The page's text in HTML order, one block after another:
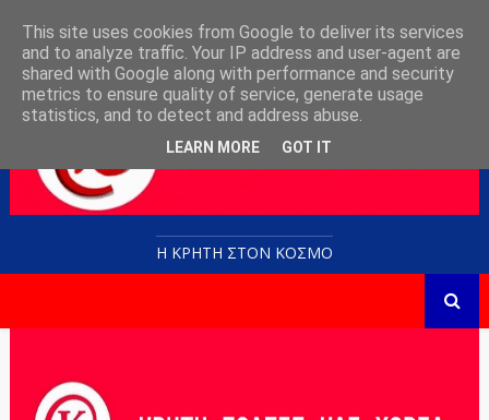
Η ΚΡΗΤΗ ΣΤΟN KOΣΜΟ
This site uses cookies from Google to deliver its services
and to analyze traffic. Your IP address and user-agent are
shared with Google along with performance and security
metrics to ensure quality of service, generate usage
statistics, and to detect and address abuse.
LEARN MORE GOT IT